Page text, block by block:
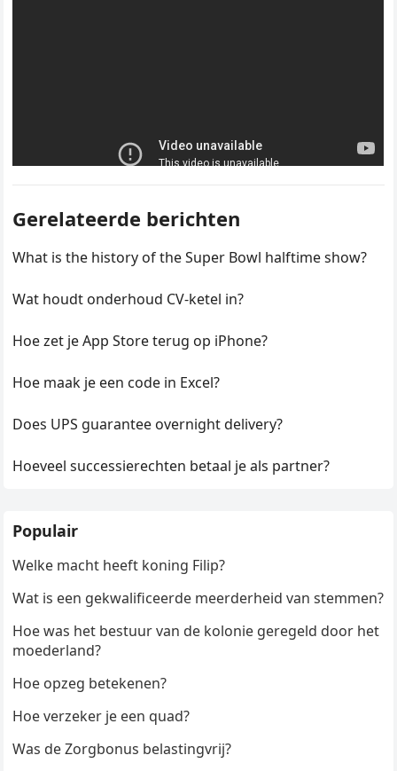
Gerelateerde berichten
What is the history of the Super Bowl halftime show?
Wat houdt onderhoud CV-ketel in?
Hoe zet je App Store terug op iPhone?
Hoe maak je een code in Excel?
Does UPS guarantee overnight delivery?
Hoeveel successierechten betaal je als partner?
Populair
Welke macht heeft koning Filip?
Wat is een gekwalificeerde meerderheid van stemmen?
Hoe was het bestuur van de kolonie geregeld door het
moederland?
Hoe opzeg betekenen?
Hoe verzeker je een quad?
Was de Zorgbonus belastingvrij?